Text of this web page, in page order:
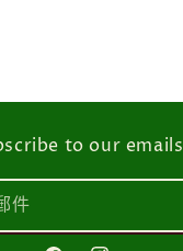
to our emails
件